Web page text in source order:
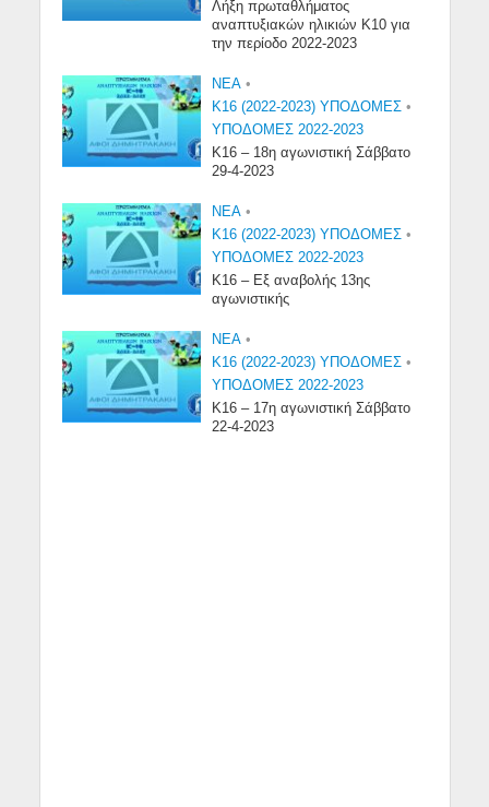
Λήξη πρωταθλήματος
αναπτυξιακών ηλικιών Κ10 για
την περίοδο 2022-2023
NEA •
Κ16 (2022-2023) ΥΠΟΔΟΜΕΣ •
ΥΠΟΔΟΜΕΣ 2022-2023
Κ16 – 18η αγωνιστική Σάββατο
29-4-2023
NEA •
Κ16 (2022-2023) ΥΠΟΔΟΜΕΣ •
ΥΠΟΔΟΜΕΣ 2022-2023
Κ16 – Εξ αναβολής 13ης
αγωνιστικής
NEA •
Κ16 (2022-2023) ΥΠΟΔΟΜΕΣ •
ΥΠΟΔΟΜΕΣ 2022-2023
Κ16 – 17η αγωνιστική Σάββατο
22-4-2023